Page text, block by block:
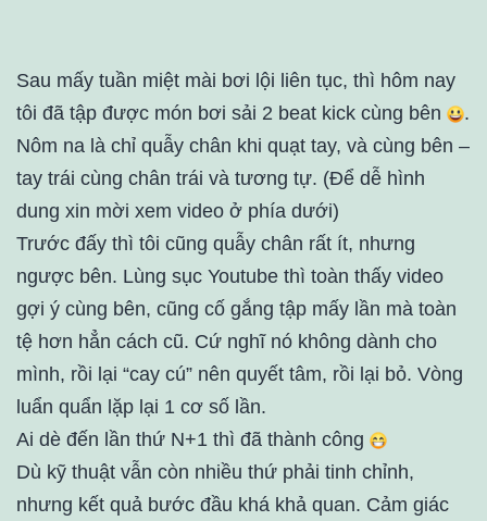
Sau mấy tuần miệt mài bơi lội liên tục, thì hôm nay
tôi đã tập được món bơi sải 2 beat kick cùng bên
.
Nôm na là chỉ quẫy chân khi quạt tay, và cùng bên –
tay trái cùng chân trái và tương tự. (Để dễ hình
dung xin mời xem video ở phía dưới)
Trước đấy thì tôi cũng quẫy chân rất ít, nhưng
ngược bên. Lùng sục Youtube thì toàn thấy video
gợi ý cùng bên, cũng cố gắng tập mấy lần mà toàn
tệ hơn hẳn cách cũ. Cứ nghĩ nó không dành cho
mình, rồi lại “cay cú” nên quyết tâm, rồi lại bỏ. Vòng
luẩn quẩn lặp lại 1 cơ số lần.
Ai dè đến lần thứ N+1 thì đã thành công
Dù kỹ thuật vẫn còn nhiều thứ phải tinh chỉnh,
nhưng kết quả bước đầu khá khả quan. Cảm giác